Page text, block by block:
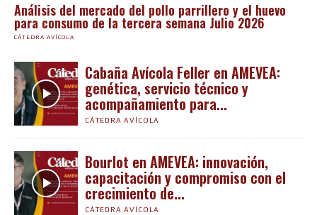
Análisis del mercado del pollo parrillero y el huevo
para consumo de la tercera semana Julio 2026
CÁTEDRA AVÍCOLA
Cabaña Avícola Feller en AMEVEA:
genética, servicio técnico y
acompañamiento para...
CÁTEDRA AVÍCOLA
Bourlot en AMEVEA: innovación,
capacitación y compromiso con el
crecimiento de...
CÁTEDRA AVÍCOLA